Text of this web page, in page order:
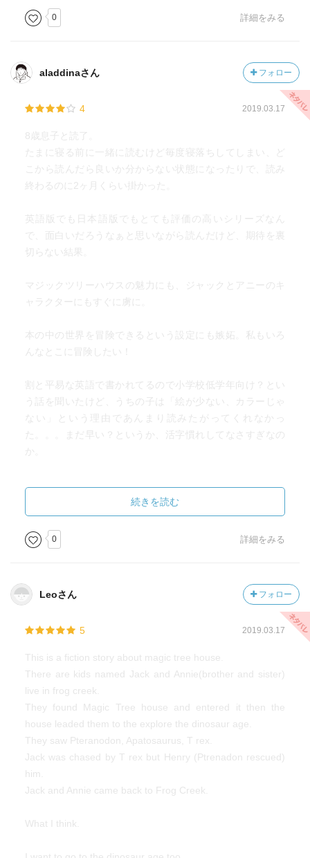
してる…。
て、とりあえず児童書で洋書に慣れてから再挑戦しようと
思い直したよ。
英語で読書できたら、もっと楽しみが増えると思うんだよ
0 詳細をみる
aladdinaさん フォロー
4 2019.03.17
8歳息子と読了。
たまに寝る前に一緒に読むけど毎度寝落ちしてしまい、ど
こから読んだら良いか分からない状態になったりで、読み
終わるのに2ヶ月くらい掛かった。
英語版でも日本語版でもとても評価の高いシリーズなん
で、面白いだろうなぁと思いながら読んだけど、期待を裏
切らない結果。
マジックツリーハウスの魅力にも、ジャックとアニーのキ
ャラクターにもすぐに虜に。
本の中の世界を冒険できるという設定にも嫉妬。私もいろ
んなとこに冒険したい！
割と平易な英語で書かれてるので小学校低学年向け？とい
う話を聞いたけど、うちの子は「絵が少ない、カラーじゃ
ない」という理由であんまり読みたがってくれなかっ
た。。。まだ早い？というか、活字慣れしてなさすぎなの
か。
プターブックとしては比較的薄い目（短め）なので、また
シリーズで読ませたい（というか一緒に読みたい）と思っ
た。
・比較的簡単な単語、長さなのでハードルが低い
・物語を楽しむだけじゃなく、ストーリーに出てくる内容
続きを読む
0 詳細をみる
Leoさん フォロー
5 2019.03.17
This is a fiction story about magic tree house.
There are kids named Jack and Annie(brother and sister)
live in frog creek.
They found Magic Tree house and entered it then the
house leaded them to the explore the dinosaur age.
They saw Pteranodon, Apatosaurus, T rex.
Jack was chased by T rex but Henry (Ptrenadon rescued)
him.
Jack and Annie came back to Frog Creek.
What I think.